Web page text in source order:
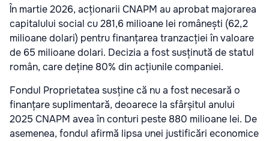
În martie 2026, acționarii CNAPM au aprobat majorarea
capitalului social cu 281,6 milioane lei românești (62,2
milioane dolari) pentru finanțarea tranzacției în valoare
de 65 milioane dolari. Decizia a fost susținută de statul
român, care deține 80% din acțiunile companiei.
Fondul Proprietatea susține că nu a fost necesară o
finanțare suplimentară, deoarece la sfârșitul anului
2025 CNAPM avea în conturi peste 880 milioane lei. De
asemenea, fondul afirmă lipsa unei justificări economice